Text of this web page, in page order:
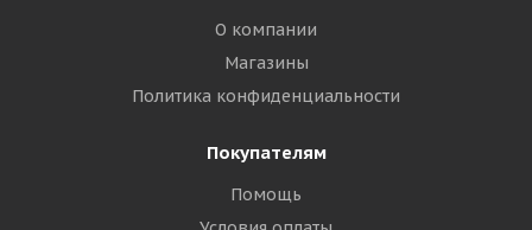
О компании
Магазины
Политика конфиденциальности
Покупателям
Помощь